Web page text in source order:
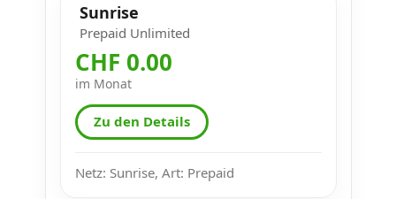
Sunrise
Prepaid Unlimited
CHF 0.00
im Monat
Zu den Details
Netz: Sunrise, Art: Prepaid